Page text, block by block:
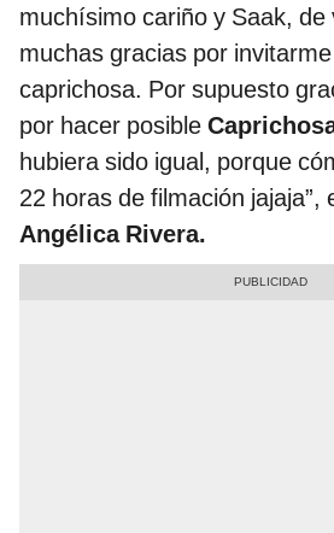
muchísimo cariño y Saak, de
muchas gracias por
caprichosa. Por supuesto
por hacer posible
hubiera sido igual, porque
22 horas de filmación jajaja”,
Angélica Rivera.